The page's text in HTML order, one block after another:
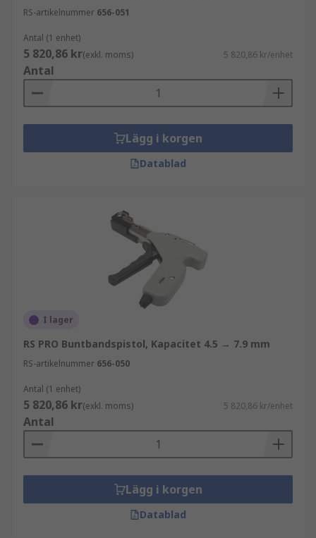
RS-artikelnummer 656-051
Antal (1 enhet)
5 820,86 kr(exkl. moms) 5 820,86 kr/enhet
Antal
Lägg i korgen
Datablad
I lager
RS PRO Buntbandspistol, Kapacitet 4.5 → 7.9 mm
RS-artikelnummer 656-050
Antal (1 enhet)
5 820,86 kr(exkl. moms) 5 820,86 kr/enhet
Antal
Lägg i korgen
Datablad